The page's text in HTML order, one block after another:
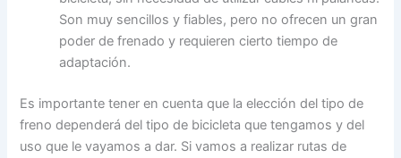
Son muy sencillos y fiables, pero no ofrecen un gran
poder de frenado y requieren cierto tiempo de
adaptación.
Es importante tener en cuenta que la elección del tipo de
freno dependerá del tipo de bicicleta que tengamos y del
uso que le vayamos a dar. Si vamos a realizar rutas de